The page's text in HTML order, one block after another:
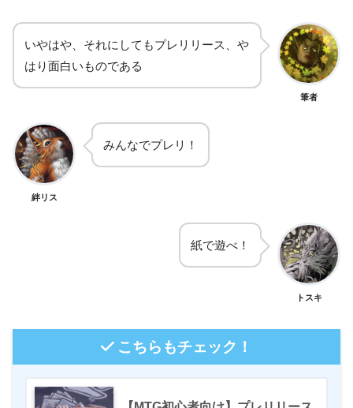
いやはや、それにしてもプレリリース、や
はり面白いものである
筆者
絆リス
みんなでプレリ！
紙で遊べ！
トスキ
こちらもチェック！